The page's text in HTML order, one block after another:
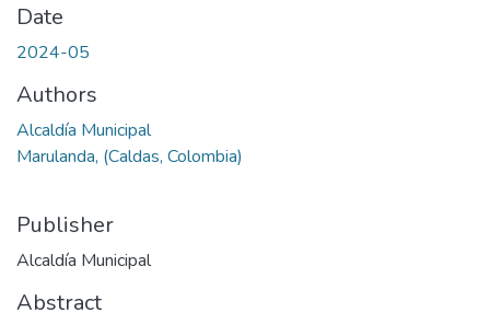
Date
2024-05
Authors
Alcaldía Municipal
Marulanda, (Caldas, Colombia)
Publisher
Alcaldía Municipal
Abstract